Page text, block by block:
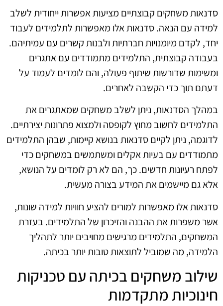
סדנאות משחקים קבוצתיים מציעות אפשרות ייחודית לשלב
למידה עם הנאה. סדנאות אלו מאפשרות לתלמידים לעבוד
יחד, לקדם מיומנויות חברתיות ולבנות קשרים עם עמיתיהם.
בעבודה קבוצתית, התלמידים מתמודדים עם אתגרים
ומשימות שדורשות שיתוף פעולה, והם לומדים לעמוד על
דעתם תוך כדי הקשבה לאחרים.
במהלך הסדנאות, ניתן לשלב משחקים שמאתגרים את
התלמידים לחשוב מחוץ לקופסה ולמצוא פתרונות יצירתיים.
לדוגמה, ניתן לקיים סדנאות בנושא קיימות, שבהן התלמידים
מתמודדים עם בעיות אקלים ומשתמשים במשחקים כדי
לפתח רעיונות חדשים. כך, הם לא רק לומדים על הנושא,
אלא גם מיישמים את המידע בצורה מעשית.
סדנאות אלו מאפשרות למורים להציע חוויות למידה שונות,
אשר משפרות את ההבנה והזיכרון של התלמידים. בעזרת
המשחקים, התלמידים מרגישים מחויבים יותר לתהליך
הלמידה, מה שמוביל לתוצאות טובות יותר בכיתה.
שילוב משחקים בכיתה עם טכניקות
חינוכיות מתקדמות